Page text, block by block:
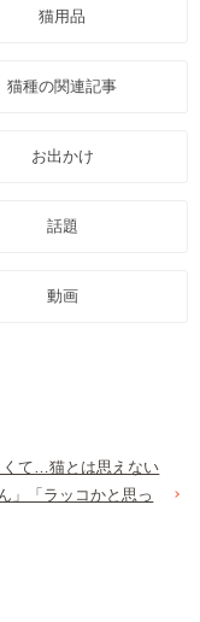
猫用品
猫種の関連記事
お出かけ
話題
動画
て…猫とは思えない
」「ラッコかと思っ